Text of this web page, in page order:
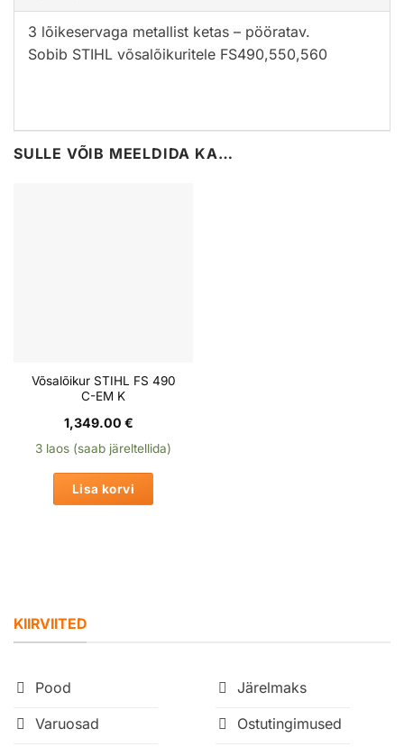
3 lõikeservaga metallist ketas – pööratav.
Sobib STIHL võsalõikuritele FS490,550,560
SULLE VÕIB MEELDIDA KA…
Võsalõikur STIHL FS 490
C-EM K
1,349.00 €
3 laos (saab järeltellida)
Lisa korvi
KIIRVIITED
Pood
Varuosad
Järelmaks
Ostutingimused